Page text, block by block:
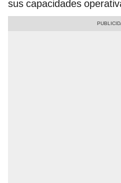
sus capacidades